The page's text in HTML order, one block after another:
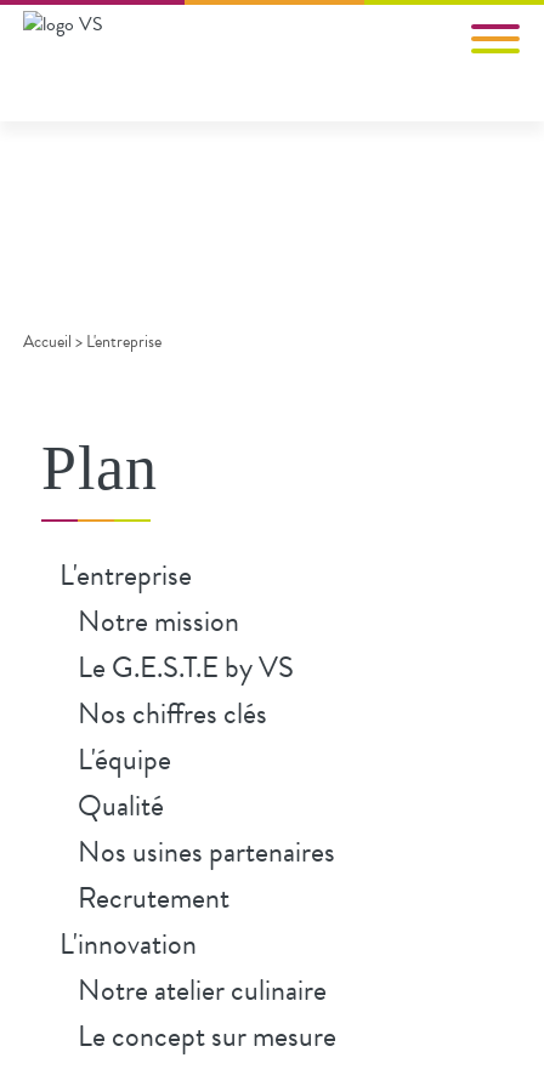
Accueil>L'entreprise
Plan
L'entreprise
Notre mission
Le G.E.S.T.E by VS
Nos chiffres clés
L'équipe
Qualité
Nos usines partenaires
Recrutement
L'innovation
Notre atelier culinaire
Le concept sur mesure